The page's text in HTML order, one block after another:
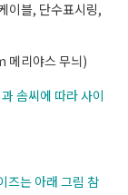
블, 단수표시링,
리야스 무늬)
솜씨에 따라 사이
즈는 아래 그림 참